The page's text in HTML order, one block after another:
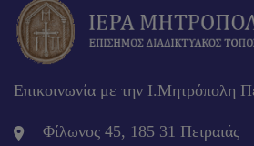
Επικοινωνία με την Ι.Μητρόπολη
Φίλωνος 45, 185 31 Πειραιάς